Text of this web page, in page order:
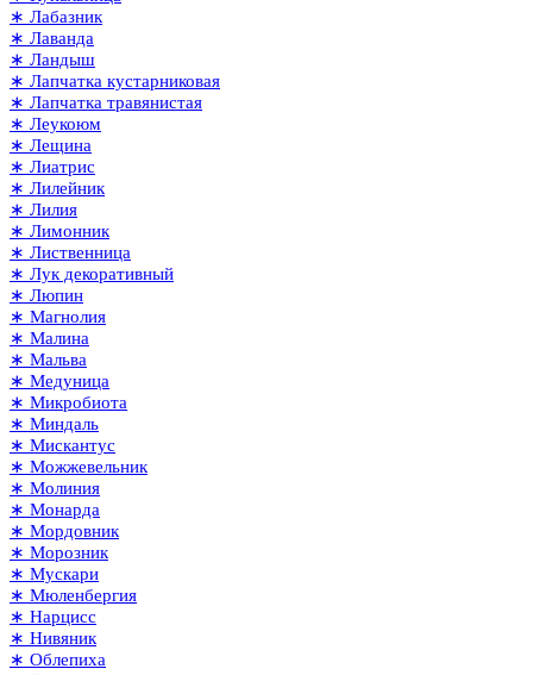
∗ Лабазник
∗ Лаванда
∗ Ландыш
∗ Лапчатка кустарниковая
∗ Лапчатка травянистая
∗ Леукоюм
∗ Лещина
∗ Лиатрис
∗ Лилейник
∗ Лилия
∗ Лимонник
∗ Лиственница
∗ Лук декоративный
∗ Люпин
∗ Магнолия
∗ Малина
∗ Мальва
∗ Медуница
∗ Микробиота
∗ Миндаль
∗ Мискантус
∗ Можжевельник
∗ Молиния
∗ Монарда
∗ Мордовник
∗ Морозник
∗ Мускари
∗ Мюленбергия
∗ Нарцисс
∗ Нивяник
∗ Облепиха